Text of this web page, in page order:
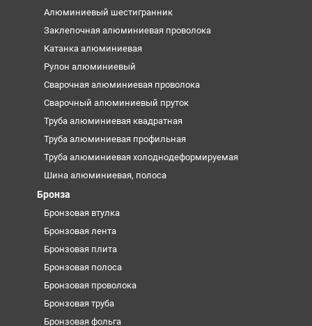
Алюминиевый шестигранник
Заклепочная алюминиевая проволока
Катанка алюминиевая
Рулон алюминиевый
Сварочная алюминиевая проволока
Сварочный алюминиевый пруток
Труба алюминиевая квадратная
Труба алюминиевая профильная
Труба алюминиевая холоднодеформируемая
Шина алюминиевая, полоса
Бронза
Бронзовая втулка
Бронзовая лента
Бронзовая плита
Бронзовая полоса
Бронзовая проволока
Бронзовая труба
Бронзовая фольга